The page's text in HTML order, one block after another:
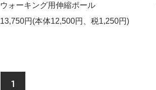
ウォーキング用伸縮ポール
13,750円(本体12,500円、税1,250円)
1